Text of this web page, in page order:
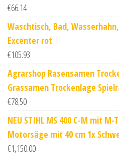
€66.14
Waschtisch, Bad,
Excenter rot
€105.93
Agrarshop Rasensamen
Grassamen Trockenlage
€78.50
NEU STIHL MS 400 C-M mit
Motorsäge mit 40 cm 1x
€1,150.00